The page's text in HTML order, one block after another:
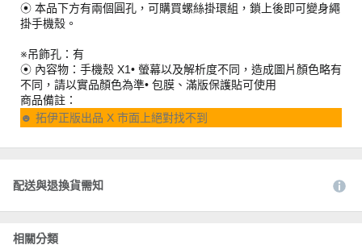
⦿ 本品下方有兩個圓孔，可購買螺絲掛環組，鎖上後即可變身繩
掛手機殼。
※吊飾孔：有
⦿ 內容物：手機殼 X1• 螢幕以及解析度不同，造成圖片顏色略有
不同，請以實品顏色為準• 包膜、滿版保護貼可使用
商品備註：
☻ 拓伊正版出品 X 市面上絕對找不到
配送與退換貨需知
相關分類